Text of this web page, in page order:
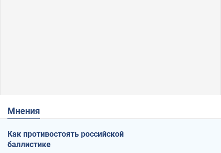
Мнения
Как противостоять российской
баллистике